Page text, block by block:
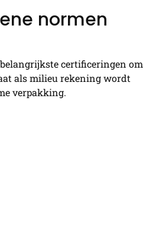
normen
belangrijkste certificeringen om
als milieu rekening wordt
verpakking.